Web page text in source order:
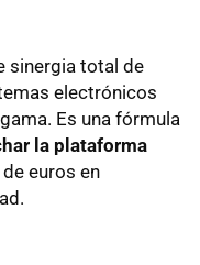
sinergia total de
electrónicos
Es una fórmula
la plataforma
euros en